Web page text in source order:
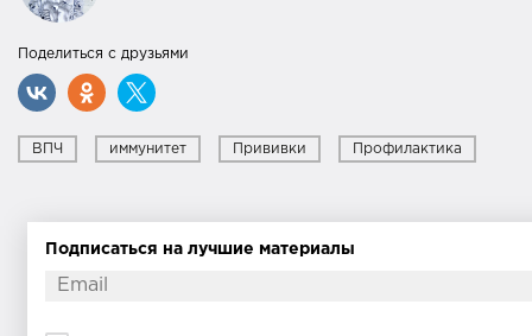
Поделиться с друзьями
ВПЧ иммунитет Прививки Профилактика
Подписаться на лучшие материалы